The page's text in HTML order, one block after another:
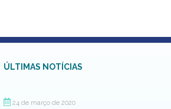
ÚLTIMAS NOTÍCIAS
24 de março de 2020